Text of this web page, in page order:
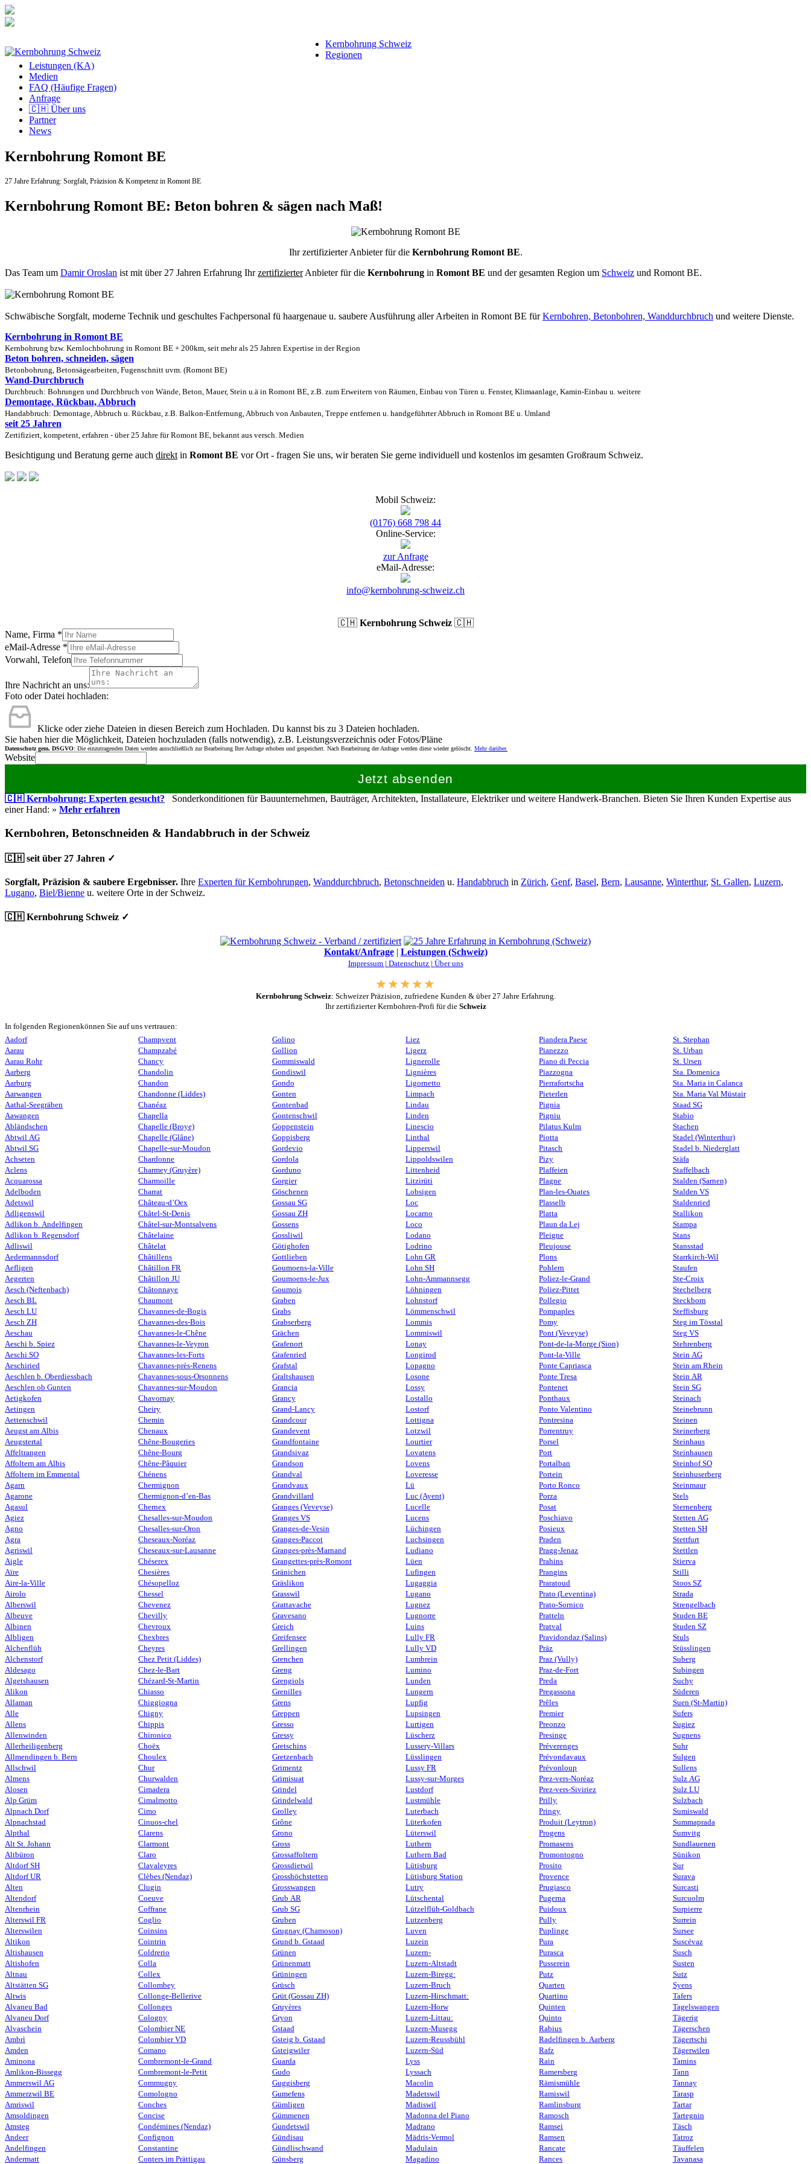
Inhalt
springen
Kernbohrung Schweiz
Regionen
Leistungen (KA)
Medien
FAQ (Häufige Fragen)
Anfrage
🇨🇭 Über uns
Partner
News
Kernbohrung Romont BE
27 Jahre Erfahrung: Sorgfalt, Präzision & Kompetenz in Romont BE
Kernbohrung Romont BE: Beton bohren & sägen nach Maß!
Ihr zertifizierter Anbieter für die Kernbohrung Romont BE.
Das Team um Damir Oroslan ist mit über 27 Jahren Erfahrung IhrzertifizierterAnbieter für die Kernbohrung in Romont BE und der gesamten Region um Schweiz und Romont BE.
Schwäbische Sorgfalt, moderne Technik und geschultes Fachpersonal fü haargenaue u. saubere Ausführung aller Arbeiten in Romont BE fürKernbohren, Betonbohren, Wanddurchbruch und weitere Dienste.
Kernbohrung in Romont BE
Kernbohrung bzw. Kernlochbohrung in Romont BE + 200km, seit mehr als 25 Jahren Expertise in der Region
Beton bohren, schneiden, sägen
Betonbohrung, Betonsägearbeiten, Fugenschnitt uvm. (Romont BE)
Wand-Durchbruch
Durchbruch: Bohrungen und Durchbruch von Wände, Beton, Mauer, Stein u.ä in Romont BE, z.B. zum Erweitern von Räumen, Einbau von Türen u. Fenster, Klimaanlage, Kamin-Einbau u. weitere
Demontage, Rückbau, Abbruch
Handabbruch: Demontage, Abbruch u. Rückbau, z.B. Balkon-Entfernung, Abbruch von Anbauten, Treppe entfernen u. handgeführter Abbruch in Romont BE u. Umland
seit 25 Jahren
Zertifiziert, kompetent, erfahren - über 25 Jahre für Romont BE, bekannt aus versch. Medien
Besichtigung und Beratung gerne auch direkt in Romont BE vor Ort - fragen Sie uns, wir beraten Sie gerne individuell und kostenlos im gesamten Großraum Schweiz.
Mobil Schweiz:
(0176) 668 798 44
Online-Service:
zur Anfrage
eMail-Adresse:
info@kernbohrung-schweiz.ch
🇨🇭 Kernbohrung Schweiz🇨🇭
Name, Firma *
eMail-Adresse *
Vorwahl, Telefon
Ihre Nachricht an uns:
Foto oder Datei hochladen:
Klicke oder ziehe Dateien in diesen Bereich zum Hochladen. Du kannst bis zu 3 Dateien hochladen.
Sie haben hier die Möglichkeit, Dateien hochzuladen (falls notwendig), z.B. Leistungsverzeichnis oder Fotos/Pläne
Datenschutz gem. DSGVO: Die einzutragenden Daten werden ausschließlich zur Bearbeitung Ihre Anfrage erhoben und gespeichert. Nach Bearbeitung der Anfrage werden diese wieder gelöscht. Mehr darüber.
Website
Jetzt absenden
🇨🇭 Kernbohrung: Experten gesucht? Sonderkonditionen für Bauunternehmen, Bauträger, Architekten, Installateure, Elektriker und weitere Handwerk-Branchen. Bieten Sie Ihren Kunden Expertise aus
einer Hand: » Mehr erfahren
Kernbohren, Betonschneiden & Handabbruch in der Schweiz
🇨🇭 seit über 27 Jahren ✓
Sorgfalt, Präzision & saubere Ergebnisser. Ihre Experten für Kernbohrungen, Wanddurchbruch, Betonschneiden u. Handabbruch in Zürich, Genf, Basel, Bern, Lausanne, Winterthur, St. Gallen, Luzern,
Lugano, Biel/Bienne u. weitere Orte in der Schweiz.
🇨🇭 Kernbohrung Schweiz ✓
Kontakt/Anfrage| Leistungen (Schweiz)
Impressum | Datenschutz | Über uns
Kernbohrung Schweiz: Schweizer Präzision, zufriedene Kunden & über 27 Jahre Erfahrung.
Ihr zertifizierter Kernbohren-Profi für die Schweiz
In folgenden Regionenkönnen Sie auf uns vertrauen:
Aadorf
Aarau
Aarau Rohr
Aarberg
Aarburg
Aarwangen
Aathal-Seegräben
Aawangen
Abländschen
Abtwil AG
Abtwil SG
Achseten
Aclens
Acquarossa
Adelboden
Adetswil
Adligenswil
Adlikon b. Andelfingen
Adlikon b. Regensdorf
Adliswil
Aedermannsdorf
Aefligen
Aegerten
Aesch (Neftenbach)
Aesch BL
Aesch LU
Aesch ZH
Aeschau
Aeschi b. Spiez
Aeschi SO
Aeschiried
Aeschlen b. Oberdiessbach
Aeschlen ob Gunten
Aetigkofen
Aetingen
Aettenschwil
Aeugst am Albis
Aeugstertal
Affeltrangen
Affoltern am Albis
Affoltern im Emmental
Agarn
Agarone
Agasul
Agiez
Agno
Agra
Agriswil
Aigle
Aïre
Aire-la-Ville
Airolo
Alberswil
Albeuve
Albinen
Albligen
Alchenflüh
Alchenstorf
Aldesago
Algetshausen
Alikon
Allaman
Alle
Allens
Allenwinden
Allerheiligenberg
Allmendingen b. Bern
Allschwil
Almens
Alosen
Alp Grüm
Alpnach Dorf
Alpnachstad
Alpthal
Alt St. Johann
Altbüron
Altdorf SH
Altdorf UR
Alten
Altendorf
Altenrhein
Alterswil FR
Alterswilen
Altikon
Altishausen
Altishofen
Altnau
Altstätten SG
Altwis
Alvaneu Bad
Alvaneu Dorf
Alvaschein
Ambrì
Amden
Aminona
Amlikon-Bissegg
Ammerswil AG
Ammerzwil BE
Amriswil
Amsoldingen
Amsteg
Andeer
Andelfingen
Andermatt
Champvent
Champzabé
Chancy
Chandolin
Chandon
Chandonne (Liddes)
Chanéaz
Chapella
Chapelle (Broye)
Chapelle (Glâne)
Chapelle-sur-Moudon
Chardonne
Charmey (Gruyère)
Charmoille
Charrat
Château-d’Oex
Châtel-St-Denis
Châtel-sur-Montsalvens
Châtelaine
Châtelat
Châtillens
Châtillon FR
Châtillon JU
Châtonnaye
Chaumont
Chavannes-de-Bogis
Chavannes-des-Bois
Chavannes-le-Chêne
Chavannes-le-Veyron
Chavannes-les-Forts
Chavannes-près-Renens
Chavannes-sous-Orsonnens
Chavannes-sur-Moudon
Chavornay
Cheiry
Chemin
Chenaux
Chêne-Bougeries
Chêne-Bourg
Chêne-Pâquier
Chénens
Chermignon
Chermignon-d’en-Bas
Chernex
Chesalles-sur-Moudon
Chesalles-sur-Oron
Cheseaux-Noréaz
Cheseaux-sur-Lausanne
Chéserex
Chesières
Chésopelloz
Chessel
Chevenez
Chevilly
Chevroux
Chexbres
Cheyres
Chez Petit (Liddes)
Chez-le-Bart
Chézard-St-Martin
Chiasso
Chiggiogna
Chigny
Chippis
Chironico
Choëx
Choulex
Chur
Churwalden
Cimadera
Cimalmotto
Cimo
Cinuos-chel
Clarens
Clarmont
Claro
Clavaleyres
Clèbes (Nendaz)
Clugin
Coeuve
Coffrane
Coglio
Coinsins
Cointrin
Coldrerio
Colla
Collex
Collombey
Collonge-Bellerive
Collonges
Cologny
Colombier NE
Colombier VD
Comano
Combremont-le-Grand
Combremont-le-Petit
Commugny
Comologno
Conches
Concise
Condémines (Nendaz)
Confignon
Constantine
Conters im Prättigau
Golino
Gollion
Gommiswald
Gondiswil
Gondo
Gonten
Gontenbad
Gontenschwil
Goppenstein
Goppisberg
Gordevio
Gordola
Gorduno
Gorgier
Göschenen
Gossau SG
Gossau ZH
Gossens
Gossliwil
Götighofen
Gottlieben
Goumoens-la-Ville
Goumoens-le-Jux
Goumois
Graben
Grabs
Grabserberg
Grächen
Grafenort
Grafenried
Grafstal
Graltshausen
Grancia
Grancy
Grand-Lancy
Grandcour
Grandevent
Grandfontaine
Grandsivaz
Grandson
Grandval
Grandvaux
Grandvillard
Granges (Veveyse)
Granges VS
Granges-de-Vesin
Granges-Paccot
Granges-près-Marnand
Grangettes-près-Romont
Gränichen
Gräslikon
Grasswil
Grattavache
Gravesano
Greich
Greifensee
Grellingen
Grenchen
Greng
Grengiols
Grenilles
Grens
Greppen
Gresso
Gressy
Gretschins
Gretzenbach
Grimentz
Grimisuat
Grindel
Grindelwald
Grolley
Grône
Grono
Gross
Grossaffoltern
Grossdietwil
Grosshöchstetten
Grosswangen
Grub AR
Grub SG
Gruben
Grugnay (Chamoson)
Grund b. Gstaad
Grünen
Grünenmatt
Grüningen
Grüsch
Grüt (Gossau ZH)
Gruyères
Gryon
Gstaad
Gsteig b. Gstaad
Gsteigwiler
Guarda
Gudo
Guggisberg
Gumefens
Gümligen
Gümmenen
Gundetswil
Gündisau
Gündlischwand
Günsberg
Liez
Ligerz
Lignerolle
Lignières
Ligornetto
Limpach
Lindau
Linden
Linescio
Linthal
Lipperswil
Lippoldswilen
Littenheid
Litzirüti
Lobsigen
Loc
Locarno
Loco
Lodano
Lodrino
Lohn GR
Lohn SH
Lohn-Ammannsegg
Löhningen
Lohnstorf
Lömmenschwil
Lommis
Lommiswil
Lonay
Longirod
Lopagno
Losone
Lossy
Lostallo
Lostorf
Lottigna
Lotzwil
Lourtier
Lovatens
Lovens
Loveresse
Lü
Luc (Ayent)
Lucelle
Lucens
Lüchingen
Luchsingen
Ludiano
Lüen
Lufingen
Lugaggia
Lugano
Lugnez
Lugnorre
Luins
Lully FR
Lully VD
Lumbrein
Lumino
Lunden
Lungern
Lupfig
Lupsingen
Lurtigen
Lüscherz
Lussery-Villars
Lüsslingen
Lussy FR
Lussy-sur-Morges
Lustdorf
Lustmühle
Luterbach
Lüterkofen
Lüterswil
Luthern
Luthern Bad
Lütisburg
Lütisburg Station
Lutry
Lütschental
Lützelflüh-Goldbach
Lutzenberg
Luven
Luzein
Luzern-
Luzern-Altstadt
Luzern-Biregg:
Luzern-Bruch
Luzern-Hirschmatt:
Luzern-Horw
Luzern-Littau:
Luzern-Musegg
Luzern-Reussbühl
Luzern-Süd
Lyss
Lyssach
Macolin
Madetswil
Madiswil
Madonna del Piano
Madrano
Mädris-Vermol
Madulain
Magadino
Piandera Paese
Pianezzo
Piano di Peccia
Piazzogna
Pierrafortscha
Pieterlen
Pignia
Pigniu
Pilatus Kulm
Piotta
Pitasch
Pizy
Plaffeien
Plagne
Plan-les-Ouates
Plasselb
Platta
Plaun da Lej
Pleigne
Pleujouse
Plons
Pohlern
Poliez-le-Grand
Poliez-Pittet
Pollegio
Pompaples
Pomy
Pont (Veveyse)
Pont-de-la-Morge (Sion)
Pont-la-Ville
Ponte Capriasca
Ponte Tresa
Pontenet
Ponthaux
Ponto Valentino
Pontresina
Porrentruy
Porsel
Port
Portalban
Portein
Porto Ronco
Porza
Posat
Poschiavo
Posieux
Praden
Pragg-Jenaz
Prahins
Prangins
Praratoud
Prato (Leventina)
Prato-Sornico
Pratteln
Pratval
Pravidondaz (Salins)
Präz
Praz (Vully)
Praz-de-Fort
Preda
Pregassona
Prêles
Premier
Preonzo
Presinge
Préverenges
Prévondavaux
Prévonloup
Prez-vers-Noréaz
Prez-vers-Siviriez
Prilly
Pringy
Produit (Leytron)
Progens
Promasens
Promontogno
Prosito
Provence
Prugiasco
Pugerna
Puidoux
Pully
Puplinge
Pura
Purasca
Pusserein
Putz
Quarten
Quartino
Quinten
Quinto
Rabius
Radelfingen b. Aarberg
Rafz
Rain
Ramersberg
Rämismühle
Ramiswil
Ramlinsburg
Ramosch
Ramsei
Ramsen
Rancate
Rances
St. Stephan
St. Urban
St. Ursen
Sta. Domenica
Sta. Maria in Calanca
Sta. Maria Val Müstair
Staad SG
Stabio
Stachen
Stadel (Winterthur)
Stadel b. Niederglatt
Stäfa
Staffelbach
Stalden (Sarnen)
Stalden VS
Staldenried
Stallikon
Stampa
Stans
Stansstad
Starrkirch-Wil
Staufen
Ste-Croix
Stechelberg
Steckborn
Steffisburg
Steg im Tösstal
Steg VS
Stehrenberg
Stein AG
Stein am Rhein
Stein AR
Stein SG
Steinach
Steinebrunn
Steinen
Steinerberg
Steinhaus
Steinhausen
Steinhof SO
Steinhuserberg
Steinmaur
Stels
Sternenberg
Stetten AG
Stetten SH
Stettfurt
Stettlen
Stierva
Stilli
Stoos SZ
Strada
Strengelbach
Studen BE
Studen SZ
Stuls
Stüsslingen
Suberg
Subingen
Suchy
Süderen
Suen (St-Martin)
Sufers
Sugiez
Sugnens
Suhr
Sulgen
Sullens
Sulz AG
Sulz LU
Sulzbach
Sumiswald
Summaprada
Sumvitg
Sundlauenen
Sünikon
Sur
Surava
Surcasti
Surcuolm
Surpierre
Surrein
Sursee
Suscévaz
Susch
Susten
Sutz
Syens
Tafers
Tagelswangen
Tägerig
Tägerschen
Tägertschi
Tägerwilen
Tamins
Tann
Tannay
Tarasp
Tartar
Tartegnin
Täsch
Tatroz
Täuffelen
Tavanasa